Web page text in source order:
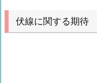
伏線に関する期待